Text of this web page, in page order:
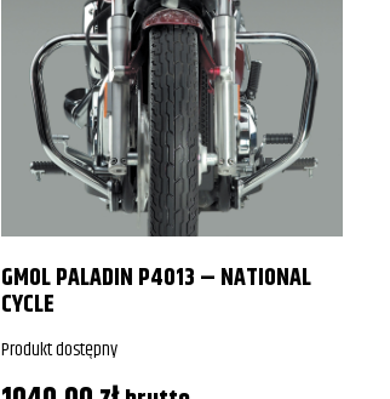
GMOL PALADIN P4013 – NATIONAL
CYCLE
Produkt dostępny